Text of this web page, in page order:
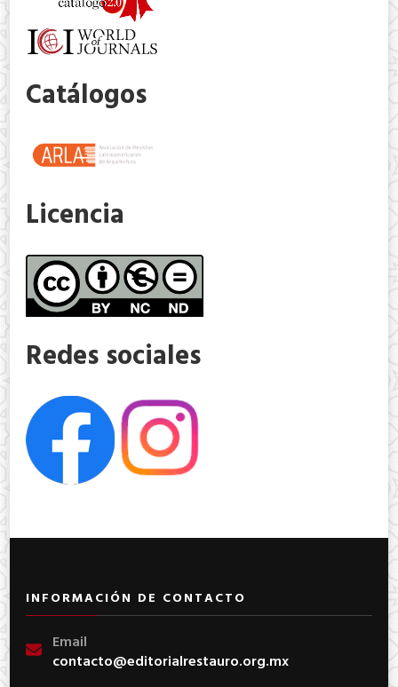
Catálogos
Licencia
Redes sociales
INFORMACIÓN DE CONTACTO
Email
contacto@editorialrestauro.org.mx